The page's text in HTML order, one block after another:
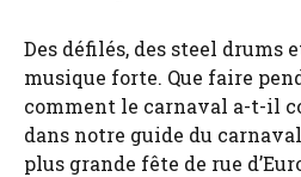
Des défilés, des steel drums
musique forte. Que faire
comment le carnaval a-t-il
dans notre guide du
plus grande fête de rue